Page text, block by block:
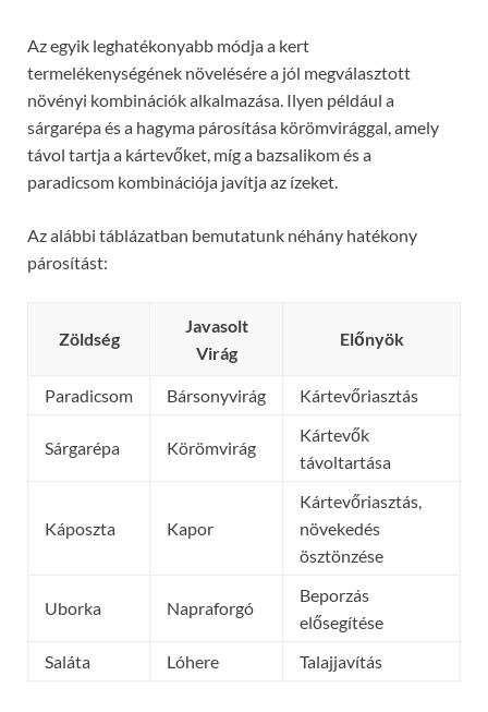
Az egyik leghatékonyabb módja a kert
termelékenységének növelésére a jól megválasztott
növényi kombinációk alkalmazása. Ilyen például a
sárgarépa és a hagyma párosítása körömvirággal, amely
távol tartja a kártevőket, míg a bazsalikom és a
paradicsom kombinációja javítja az ízeket.
Az alábbi táblázatban bemutatunk néhány hatékony
párosítást:
Zöldség
Javasolt
Virág
Előnyök
Paradicsom Bársonyvirág Kártevőriasztás
Sárgarépa Körömvirág
Kártevők
távoltartása
Káposzta Kapor
Kártevőriasztás,
növekedés
ösztönzése
Uborka Napraforgó
Beporzás
elősegítése
Saláta
Lóhere Talajjavítás